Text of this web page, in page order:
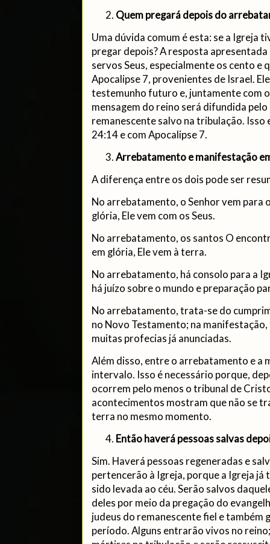
Quem pregará depois do
Uma dúvida comum é esta: se a Igreja
pregar depois? A resposta
servos Seus, especialmente os cento e
Apocalipse 7, provenientes de Israel.
testemunho futuro e, juntamente com
mensagem do reino será difundida
remanescente salvo na tribulação.
24:14 e com Apocalipse 7.
Arrebatamento e manifestação
A diferença entre os dois pode ser
No arrebatamento, o Senhor vem para
glória, Ele vem com os Seus.
No arrebatamento, os santos O
em glória, Ele vem à terra.
No arrebatamento, há consolo para a
há juízo sobre o mundo e preparação
No arrebatamento, trata-se do
no Novo Testamento; na
muitas profecias já anunciadas.
Além disso, entre o arrebatamento e a
intervalo. Isso é necessário porque,
ocorrem pelo menos o tribunal de
acontecimentos mostram que não se
terra no mesmo momento.
Então haverá pessoas salvas
Sim. Haverá pessoas regeneradas e
pertencerão à Igreja, porque a Igreja já
sido levada ao céu. Serão salvos
deles por meio da pregação do
judeus do remanescente fiel e também
período. Alguns entrarão vivos no